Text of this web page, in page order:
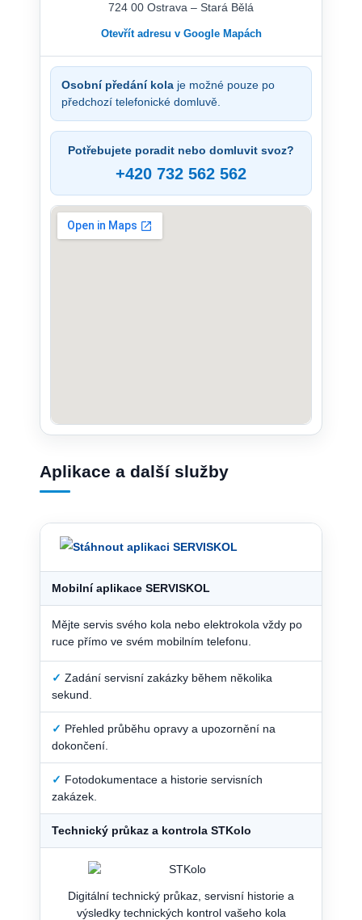
724 00 Ostrava – Stará Bělá
Otevřít adresu v Google Mapách
Osobní předání kola je možné pouze po
předchozí telefonické domluvě.
Potřebujete poradit nebo domluvit svoz?
+420 732 562 562
Aplikace a další služby
Mobilní aplikace SERVISKOL
Mějte servis svého kola nebo elektrokola vždy po
ruce přímo ve svém mobilním telefonu.
✓ Zadání servisní zakázky během několika
sekund.
✓ Přehled průběhu opravy a upozornění na
dokončení.
✓ Fotodokumentace a historie servisních
zakázek.
Technický průkaz a kontrola STKolo
Digitální technický průkaz, servisní historie a
výsledky technických kontrol vašeho kola